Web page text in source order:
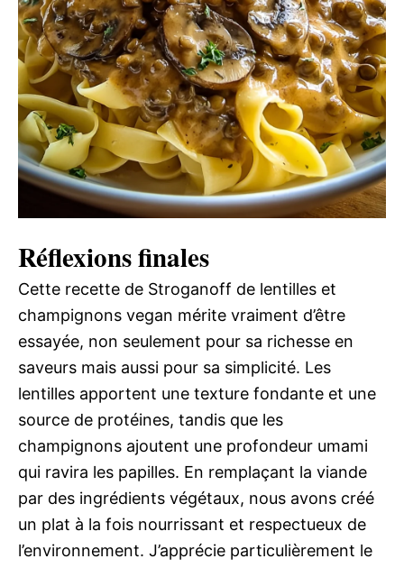
Réflexions finales
Cette recette de Stroganoff de lentilles et
champignons vegan mérite vraiment d’être
essayée, non seulement pour sa richesse en
saveurs mais aussi pour sa simplicité. Les
lentilles apportent une texture fondante et une
source de protéines, tandis que les
champignons ajoutent une profondeur umami
qui ravira les papilles. En remplaçant la viande
par des ingrédients végétaux, nous avons créé
un plat à la fois nourrissant et respectueux de
l’environnement. J’apprécie particulièrement le